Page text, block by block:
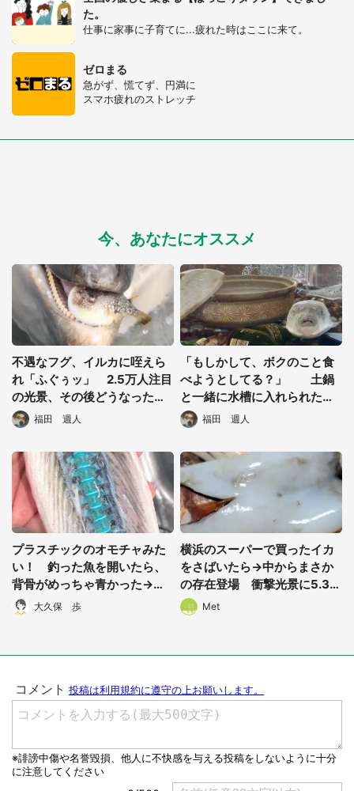
都道府選択
た。
仕事に家事に子育てに...疲れた時はここに来て。
ゼロまる
急がず、慌てず、円満に
スマホ疲れのストレッチ
今、あなたにオススメ
不遇なフグ、イルカに咥えら
れ「ふぐぅッ」 2.5万人注目
の光景、その後どうなった？
水族館に聞く
福田 週人
「もしかして、ボクのこと食
べようとしてる？」 土鍋
と一緒に水槽に入れられたフ
グの表情が絶妙すぎる
福田 週人
プラスチックのオモチャみた
い！ 釣った魚を開いたら、
背骨がめっちゃ青かった→水
族館に理由を聞くと...
大久保 歩
横浜のスーパーで買ったイカ
をさばいたら→中からまさか
の存在登場 衝撃光景に5.3万
人驚がく
Met